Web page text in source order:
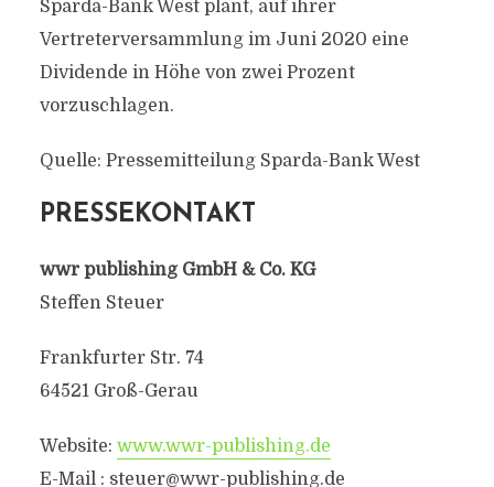
Sparda-Bank West plant, auf ihrer
Vertreterversammlung im Juni 2020 eine
Dividende in Höhe von zwei Prozent
vorzuschlagen.
Quelle: Pressemitteilung Sparda-Bank West
PRESSEKONTAKT
wwr publishing GmbH & Co. KG
Steffen Steuer
Frankfurter Str. 74
64521 Groß-Gerau
Website: www.wwr-publishing.de
E-Mail : steuer@wwr-publishing.de